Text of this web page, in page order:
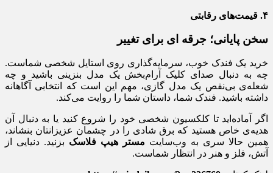
۴. قیمت‌های رقابتی
سخن پایانی؛ جرقه ای برای تغییر
خرید یک فندک خوب، سرمایه‌گذاری روی استایل شخصی شماست.
چه به دنبال صدای کلیک آرام‌بخش یک مدل بنزینی باشید و چه
شعله‌ی بی‌نقص یک مدل گازی، مهم این است که انتخابی آگاهانه
داشته باشید. فندک شما، داستان شما را روایت می‌کند.
اگر آماده‌اید تا کلکسیون شخصی خود را شروع کنید یا به دنبال آن
هدیه‌ی خاص هستید که برق شادی را در چشمان عزیزانتان بنشاند،
همین حالا سری به وب‌سایت مستر هیپ فلاسک بزنید. دنیایی از
آتش، فلز و هنر در انتظار شماست.